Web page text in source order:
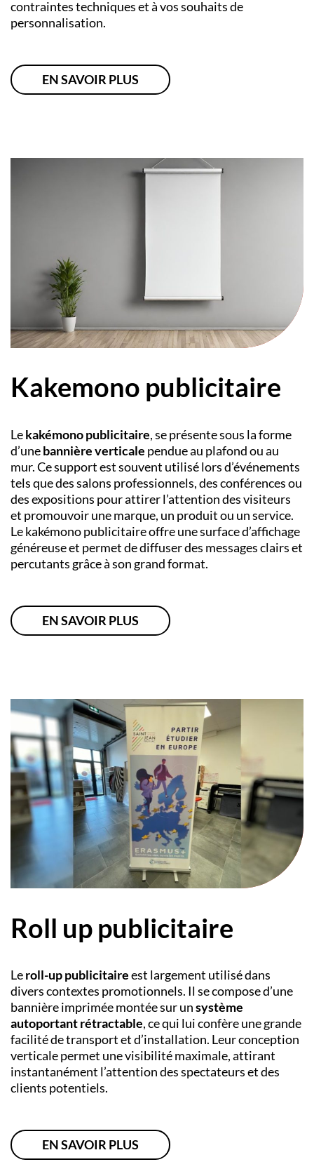
contraintes techniques et à vos souhaits de
personnalisation.
EN SAVOIR PLUS
Kakemono publicitaire
Lekakémono publicitaire, se présente sous la forme
d’unebannière verticale pendue au plafond ou au
mur. Ce support est souvent utilisé lors d’événements
tels que des salons professionnels, des conférences ou
des expositions pour attirer l’attention des visiteurs
et promouvoir une marque, un produit ou un service.
Le kakémono publicitaire offre une surface d’affichage
généreuse et permet de diffuser des messages clairs et
percutants grâce à son grand format.
EN SAVOIR PLUS
Roll up publicitaire
Leroll-up publicitaireest largement utilisé dans
divers contextes promotionnels. Il se compose d’une
bannière imprimée montée sur unsystème
autoportant rétractable, ce qui lui confère une grande
facilité de transport et d’installation. Leur conception
verticale permet une visibilité maximale, attirant
instantanément l’attention des spectateurs et des
clients potentiels.
EN SAVOIR PLUS